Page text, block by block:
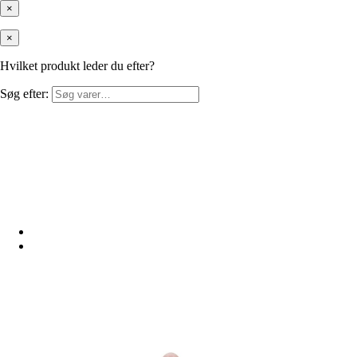
×
×
Hvilket produkt leder du efter?
Søg efter: